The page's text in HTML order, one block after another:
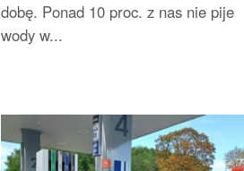
dobę. Ponad 10 proc. z nas nie pije
wody w...